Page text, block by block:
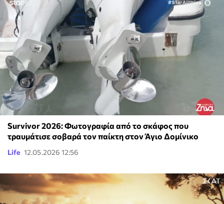
Survivor 2026: Φωτογραφία από το σκάφος που
τραυμάτισε σοβαρά τον παίκτη στον Άγιο Δομίνικο
Life 12.05.2026 12:56